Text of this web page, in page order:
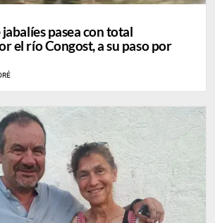
pasea con total
el río Congost, a su paso por